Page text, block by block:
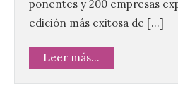
ponentes y 200 empresas
edición más exitosa de […]
Leer más...